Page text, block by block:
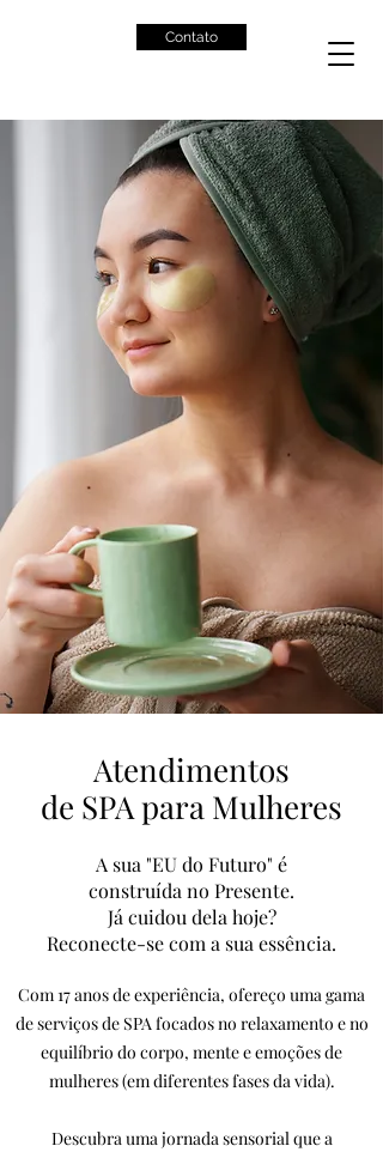
Contato
Atendimentos
de SPA para Mulheres
A sua "EU do Futuro" é
construída no Presente.
Já cuidou dela hoje?
Reconecte-se com a sua essência.
Com 17 anos de experiência, ofereço uma gama
de serviços de SPA focados no relaxamento e no
equilíbrio do corpo, mente e emoções de
mulheres (em diferentes fases da vida).
Descubra uma jornada sensorial que a